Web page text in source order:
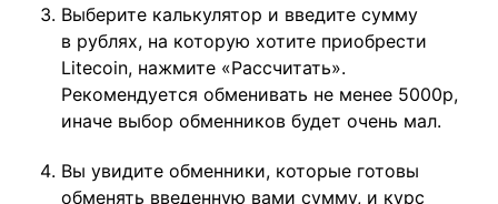
Выберите калькулятор и введите сумму
в рублях, на которую хотите приобрести
Litecoin, нажмите «Рассчитать».
Рекомендуется обменивать не менее 5000р,
иначе выбор обменников будет очень мал.
Вы увидите обменники, которые готовы
обменять введенную вами сумму, и курс